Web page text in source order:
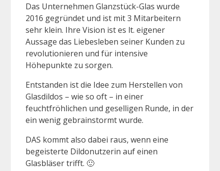
Das Unternehmen Glanzstück-Glas wurde
2016 gegründet und ist mit 3 Mitarbeitern
sehr klein. Ihre Vision ist es lt. eigener
Aussage das Liebesleben seiner Kunden zu
revolutionieren und für intensive
Höhepunkte zu sorgen.
Entstanden ist die Idee zum Herstellen von
Glasdildos – wie so oft – in einer
feuchtfröhlichen und geselligen Runde, in der
ein wenig gebrainstormt wurde.
DAS kommt also dabei raus, wenn eine
begeisterte Dildonutzerin auf einen
Glasbläser trifft. 🙂